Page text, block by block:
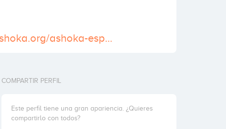
http://spain.ashoka.org/ashoka-espana
COMPARTIR PERFIL
Este perfil tiene una gran apariencia. ¿Quieres
compartirlo con todos?